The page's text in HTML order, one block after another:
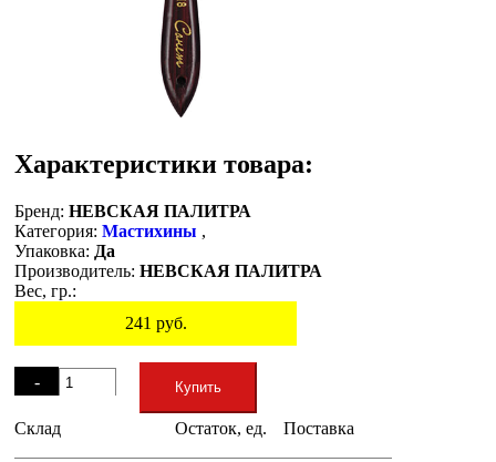
Характеристики товара:
Бренд: НЕВСКАЯ ПАЛИТРА
Категория: Мастихины ,
Упаковка: Да
Производитель: НЕВСКАЯ ПАЛИТРА
Вес, гр.:
241 руб.
-
+
Купить
Склад Остаток, ед. Поставка